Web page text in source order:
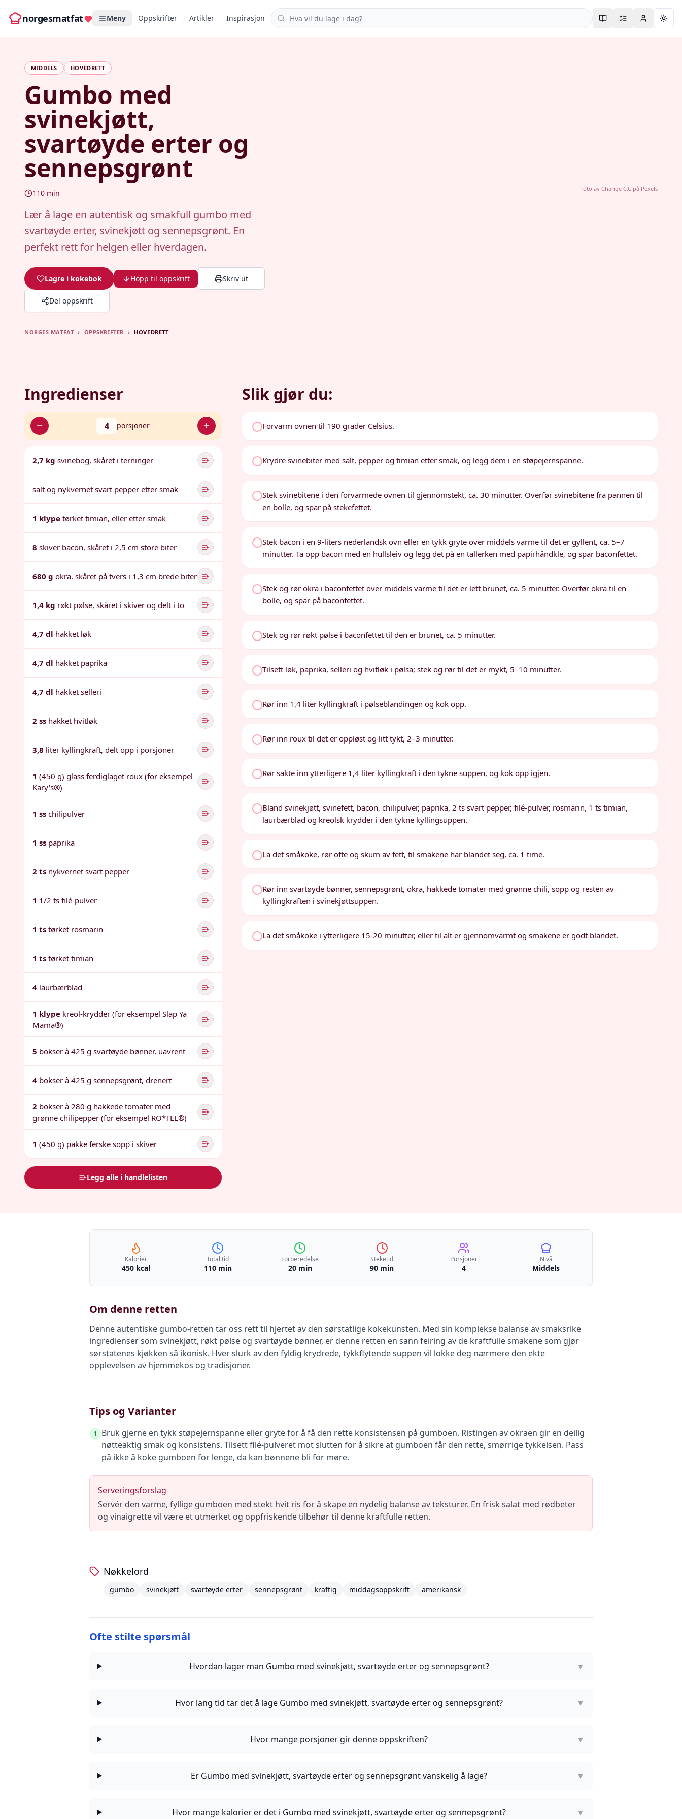
norgesmatfat Meny Oppskrifter Artikler Inspirasjon Søk i oppskrifter
MIDDELS HOVEDRETT
Gumbo med
svinekjøtt,
svartøyde erter og
sennepsgrønt
110 min
Lær å lage en autentisk og smakfull gumbo med
svartøyde erter, svinekjøtt og sennepsgrønt. En
perfekt rett for helgen eller hverdagen.
Lagre i kokebok Hopp til oppskrift Skriv ut
Del oppskrift
Foto av Change C.Cpå Pexels
NORGES MATFAT › OPPSKRIFTER › HOVEDRETT
Ingredienser
4 porsjoner
2,7 kg svinebog, skåret i terninger
salt og nykvernet svart pepper etter smak
1 klype tørket timian, eller etter smak
8 skiver bacon, skåret i 2,5 cm store biter
680 g okra, skåret på tvers i 1,3 cm brede biter
1,4 kg røkt pølse, skåret i skiver og delt i to
4,7 dl hakket løk
4,7 dl hakket paprika
4,7 dl hakket selleri
2 ss hakket hvitløk
3,8 liter kyllingkraft, delt opp i porsjoner
1 (450 g) glass ferdiglaget roux (for eksempel
Kary's®)
1 ss chilipulver
1 ss paprika
2 ts nykvernet svart pepper
1 1/2 ts filé-pulver
1 ts tørket rosmarin
1 ts tørket timian
4 laurbærblad
1 klype kreol-krydder (for eksempel Slap Ya
Mama®)
5 bokser à 425 g svartøyde bønner, uavrent
4 bokser à 425 g sennepsgrønt, drenert
2 bokser à 280 g hakkede tomater med
grønne chilipepper (for eksempel RO*TEL®)
1 (450 g) pakke ferske sopp i skiver
Legg alle i handlelisten
Slik gjør du:
Forvarm ovnen til 190 grader Celsius.
Krydre svinebiter med salt, pepper og timian etter smak, og legg dem i en støpejernspanne.
Stek svinebitene i den forvarmede ovnen til gjennomstekt, ca. 30 minutter. Overfør svinebitene fra pannen til
en bolle, og spar på stekefettet.
Stek bacon i en 9-liters nederlandsk ovn eller en tykk gryte over middels varme til det er gyllent, ca. 5–7
minutter. Ta opp bacon med en hullsleiv og legg det på en tallerken med papirhåndkle, og spar baconfettet.
Stek og rør okra i baconfettet over middels varme til det er lett brunet, ca. 5 minutter. Overfør okra til en
bolle, og spar på baconfettet.
Stek og rør røkt pølse i baconfettet til den er brunet, ca. 5 minutter.
Tilsett løk, paprika, selleri og hvitløk i pølsa; stek og rør til det er mykt, 5–10 minutter.
Rør inn 1,4 liter kyllingkraft i pølseblandingen og kok opp.
Rør inn roux til det er oppløst og litt tykt, 2–3 minutter.
Rør sakte inn ytterligere 1,4 liter kyllingkraft i den tykne suppen, og kok opp igjen.
Bland svinekjøtt, svinefett, bacon, chilipulver, paprika, 2 ts svart pepper, filé-pulver, rosmarin, 1 ts timian,
laurbærblad og kreolsk krydder i den tykne kyllingsuppen.
La det småkoke, rør ofte og skum av fett, til smakene har blandet seg, ca. 1 time.
Rør inn svartøyde bønner, sennepsgrønt, okra, hakkede tomater med grønne chili, sopp og resten av
kyllingkraften i svinekjøttsuppen.
La det småkoke i ytterligere 15-20 minutter, eller til alt er gjennomvarmt og smakene er godt blandet.
Kalorier
450 kcal
Total tid
110 min
Forberedelse
20 min
Steketid
90 min
Porsjoner
4
Nivå
Middels
Om denne retten
Denne autentiske gumbo-retten tar oss rett til hjertet av den sørstatlige kokekunsten. Med sin komplekse balanse av smaksrike
ingredienser som svinekjøtt, røkt pølse og svartøyde bønner, er denne retten en sann feiring av de kraftfulle smakene som gjør
sørstatenes kjøkken så ikonisk. Hver slurk av den fyldig krydrede, tykkflytende suppen vil lokke deg nærmere den ekte
opplevelsen av hjemmekos og tradisjoner.
Tips og Varianter
1
Bruk gjerne en tykk støpejernspanne eller gryte for å få den rette konsistensen på gumboen. Ristingen av okraen gir en deilig
nøtteaktig smak og konsistens. Tilsett filé-pulveret mot slutten for å sikre at gumboen får den rette, smørrige tykkelsen. Pass
på ikke å koke gumboen for lenge, da kan bønnene bli for møre.
Serveringsforslag
Servér den varme, fyllige gumboen med stekt hvit ris for å skape en nydelig balanse av teksturer. En frisk salat med rødbeter
og vinaigrette vil være et utmerket og oppfriskende tilbehør til denne kraftfulle retten.
Nøkkelord
gumbo svinekjøtt svartøyde erter sennepsgrønt kraftig middagsoppskrift amerikansk
Ofte stilte spørsmål
Hvordan lager man Gumbo med svinekjøtt, svartøyde erter og sennepsgrønt? ▼
Hvor lang tid tar det å lage Gumbo med svinekjøtt, svartøyde erter og sennepsgrønt? ▼
Hvor mange porsjoner gir denne oppskriften? ▼
Er Gumbo med svinekjøtt, svartøyde erter og sennepsgrønt vanskelig å lage? ▼
Hvor mange kalorier er det i Gumbo med svinekjøtt, svartøyde erter og sennepsgrønt? ▼